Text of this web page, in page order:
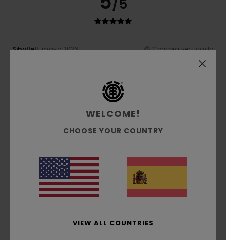
/5
Sibylle8. mayo 2026
Compra verificada
Relación calidad-precio
Color: 5/5
Recomiendo este producto
5/5
28. abril 2026
¡Excelente acabado!
Mostrar original - Italiano
Recomiendo este producto
WELCOME!
CHOOSE YOUR COUNTRY
VIEW ALL COUNTRIES